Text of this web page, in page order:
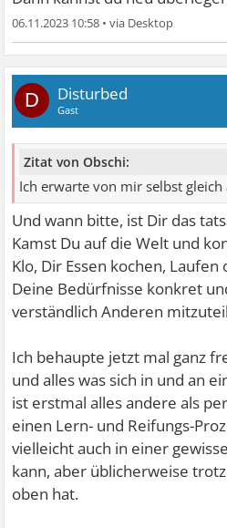
06.11.2023 10:58 •
D Disturbed
Gast
Zitat von Obschi:
Ich erwarte von mir selbst
Und wann bitte, ist Dir das
Kamst Du auf die Welt und
Klo, Dir Essen kochen,
Deine Bedürfnisse konkret
verständlich Anderen
Ich behaupte jetzt mal ganz
und alles was sich in und an
ist erstmal alles andere als
einen Lern- und Reifungs-
vielleicht auch in einer
kann, aber üblicherweise
oben hat.